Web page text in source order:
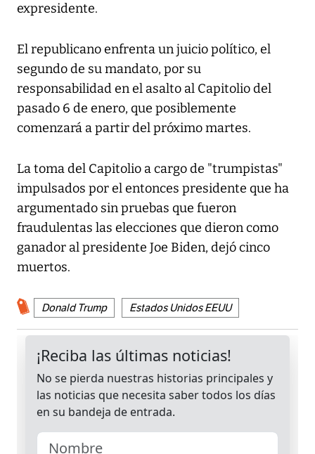
expresidente.
El republicano enfrenta un juicio político, el
segundo de su mandato, por su
responsabilidad en el asalto al Capitolio del
pasado 6 de enero, que posiblemente
comenzará a partir del próximo martes.
La toma del Capitolio a cargo de "trumpistas"
impulsados por el entonces presidente que ha
argumentado sin pruebas que fueron
fraudulentas las elecciones que dieron como
ganador al presidente Joe Biden, dejó cinco
muertos.
Donald Trump Estados Unidos EEUU